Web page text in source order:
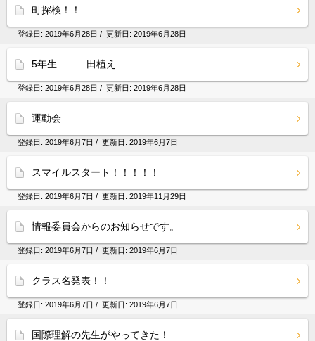
町探検！！
登録日: 2019年6月28日 / 更新日: 2019年6月28日
5年生 田植え
登録日: 2019年6月28日 / 更新日: 2019年6月28日
運動会
登録日: 2019年6月7日 / 更新日: 2019年6月7日
スマイルスタート！！！！！
登録日: 2019年6月7日 / 更新日: 2019年11月29日
情報委員会からのお知らせです。
登録日: 2019年6月7日 / 更新日: 2019年6月7日
クラス名発表！！
登録日: 2019年6月7日 / 更新日: 2019年6月7日
国際理解の先生がやってきた！